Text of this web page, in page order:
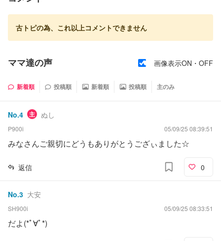
古トピの為、これ以上コメントできません
ママ達の声 画像表示ON・OFF
新着順 投稿順 新着順 投稿順 主のみ
No.4 主 ぬし
P900i 05/09/25 08:39:51
みなさんご親切にどうもありがとうござぃました☆
返信 0
No.3 大安
SH900i 05/09/25 08:33:51
だよ(*ﾟ∀ﾟ*)